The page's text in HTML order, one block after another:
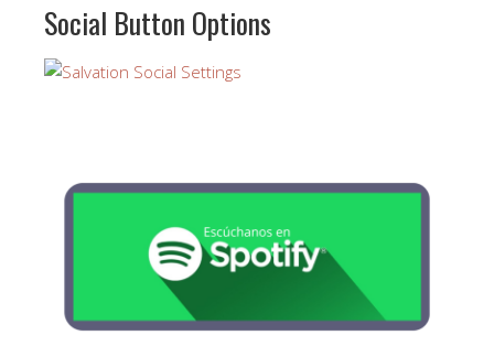
Social Button Options